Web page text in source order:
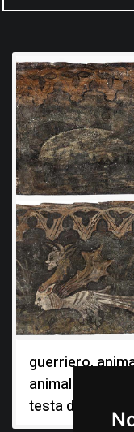
guerriero,
animali fantastici,
testa d'uomo